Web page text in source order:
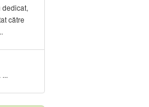
către